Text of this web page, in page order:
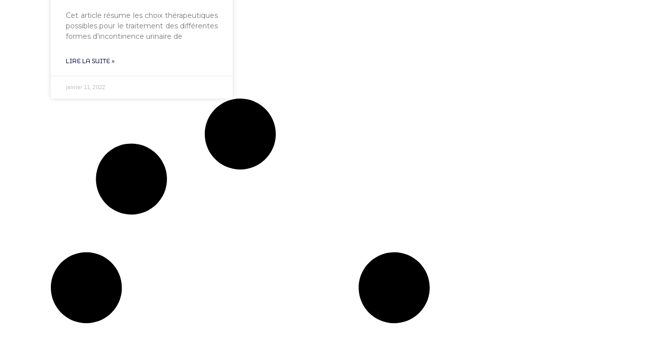
Cet article résume les choix thérapeutiques
possibles pour le traitement des différentes
formes d’incontinence urinaire de
LIRE LA SUITE »
janvier 11, 2022